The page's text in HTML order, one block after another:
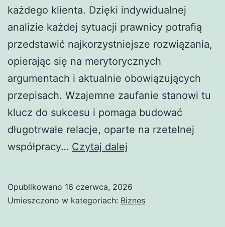
każdego klienta. Dzięki indywidualnej
analizie każdej sytuacji prawnicy potrafią
przedstawić najkorzystniejsze rozwiązania,
opierając się na merytorycznych
argumentach i aktualnie obowiązujących
przepisach. Wzajemne zaufanie stanowi tu
klucz do sukcesu i pomaga budować
długotrwałe relacje, oparte na rzetelnej
współpracy… Czytaj dalej
Częstochowie
Opublikowano 16 czerwca, 2026
Umieszczono w kategoriach: Biznes